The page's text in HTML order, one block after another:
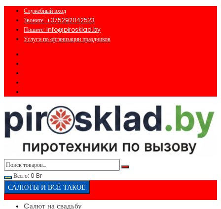
Перейти
содержимому
Служебный вход
Звоните: +375292042523
Пишите: info@pirosklad.by
Услуги по организации праздников
Всего: 0 Br
САЛЮТЫ И ВСЁ ТАКОЕ
Cалют на свадьбу